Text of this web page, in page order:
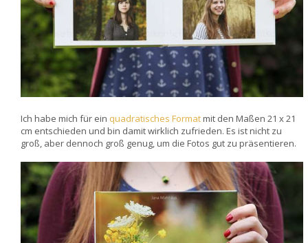
Ich habe mich für ein quadratisches Formatmit den Maßen 21 x 21
cm entschieden und bin damit wirklich zufrieden. Es ist nicht zu
groß, aber dennoch groß genug, um die Fotos gut zu präsentieren.